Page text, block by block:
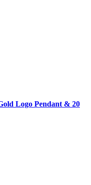
Logo Pendant & 20